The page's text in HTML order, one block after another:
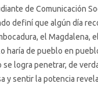
de Comunicación
definí que algún día
el Magdalena,
haría de pueblo en
logra penetrar, de
y sentir la potencia